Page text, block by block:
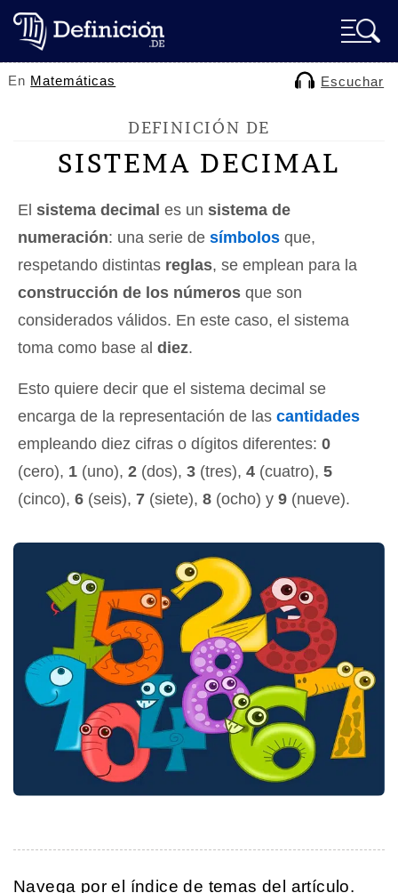
En Matemáticas Escuchar
DEFINICIÓN DE
SISTEMA DECIMAL
El sistema decimal es un sistema de
numeración: una serie de símbolos que,
respetando distintas reglas, se emplean para la
construcción de los números que son
considerados válidos. En este caso, el sistema
toma como base al diez.
Esto quiere decir que el sistema decimal se
encarga de la representación de las cantidades
empleando diez cifras o dígitos diferentes: 0
(cero), 1 (uno), 2 (dos), 3 (tres), 4 (cuatro), 5
(cinco), 6 (seis), 7 (siete), 8 (ocho) y 9 (nueve).
Navega por el índice de temas del artículo.